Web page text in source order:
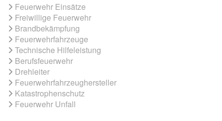
Feuerwehr Einsätze
Freiwillige Feuerwehr
Brandbekämpfung
Feuerwehrfahrzeuge
Technische Hilfeleistung
Berufsfeuerwehr
Drehleiter
Feuerwehrfahrzeughersteller
Katastrophenschutz
Feuerwehr Unfall